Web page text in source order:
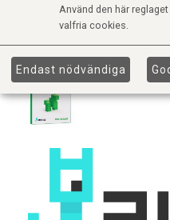
Använd den här
valfria cookies.
Endast nödvändiga